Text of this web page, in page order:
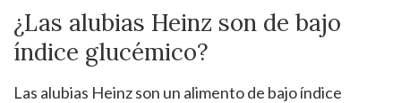
¿Las alubias Heinz son de bajo
índice glucémico?
Las alubias Heinz son un alimento de bajo índice